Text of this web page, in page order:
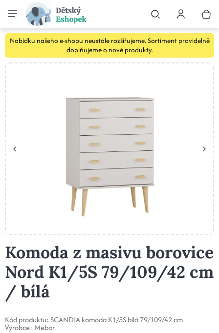
Nabídku našeho e-shopu neustále rozšiřujeme. Sortiment pravidelně
doplňujeme o nové produkty.
Komoda z masivu borovice
Nord K1/5S 79/109/42 cm
/ bílá
Kód produktu: SCANDIA komoda K1/5S bílá 79/109/42 cm
Výrobce: Mebor